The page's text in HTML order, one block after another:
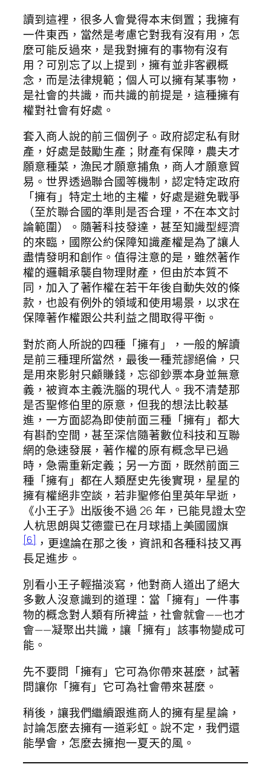
讀到這裡，很多人會覺得本末倒置；我擁有
一件東西，當然是考慮它對我有沒有用，怎
麼可能反過來，是我對擁有的事物有沒有
用？可別忘了以上提到，擁有並非客觀概
念，而是法律規範；個人可以擁有某事物，
是社會的共識，而共識的前提是，這種擁有
權對社會有好處。
套入商人說的前三個例子。政府認定私有財
產，好處是鼓勵生產；財產有保障，農夫才
願意種菜，漁民才願意捕魚，商人才願意貿
易。世界透過聯合國等機制，認定特定政府
「擁有」特定土地的主權，好處是避免戰爭
（至於聯合國的準則是否合理，不在本文討
論範圍）。隨著科技發達，甚至知識型經濟
的來臨，國際公約保障知識產權是為了讓人
盡情發明和創作。值得注意的是，雖然著作
權的邏輯承襲自物理財產，但由於本質不
同，加入了著作權在若干年後自動失效的條
款，也設有例外的領域和使用場景，以求在
保障著作權跟公共利益之間取得平衡。
對於商人所說的四種「擁有」，一般的解讀
是前三種理所當然，最後一種荒謬絕倫，只
是用來影射只顧賺錢，忘卻鈔票本身並無意
義，被資本主義洗腦的現代人。我不清楚那
是否聖修伯里的原意，但我的想法比較基
進，一方面認為即使前面三種「擁有」都大
有斟酌空間，甚至深信隨著數位科技和互聯
網的急速發展，著作權的原有概念早已過
時，急需重新定義；另一方面，既然前面三
種「擁有」都在人類歷史先後實現，星星的
擁有權絕非空談，若非聖修伯里英年早逝，
《小王子》出版後不過 26 年，已能見證太空
人杭思朗與艾德靈已在月球插上美國國旗
[6]，更遑論在那之後，資訊和各種科技又再
長足進步。
別看小王子輕描淡寫，他對商人道出了絕大
多數人沒意識到的道理：當「擁有」一件事
物的概念對人類有所裨益，社會就會——也才
會——凝聚出共識，讓「擁有」該事物變成可
能。
先不要問「擁有」它可為你帶來甚麼，試著
問讓你「擁有」它可為社會帶來甚麼。
稍後，讓我們繼續跟進商人的擁有星星論，
討論怎麼去擁有一道彩虹。說不定，我們還
能學會，怎麼去擁抱一夏天的風。